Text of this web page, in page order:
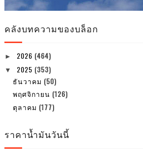
คลังบทความของบล็อก
► 2026 (464)
▼ 2025 (353)
ธันวาคม (50)
พฤศจิกายน (126)
ตุลาคม (177)
ราคาน้ำมันวันนี้